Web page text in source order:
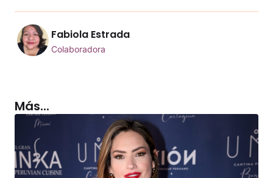
Fabiola Estrada
Colaboradora
Más...